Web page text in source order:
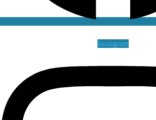
Instagram